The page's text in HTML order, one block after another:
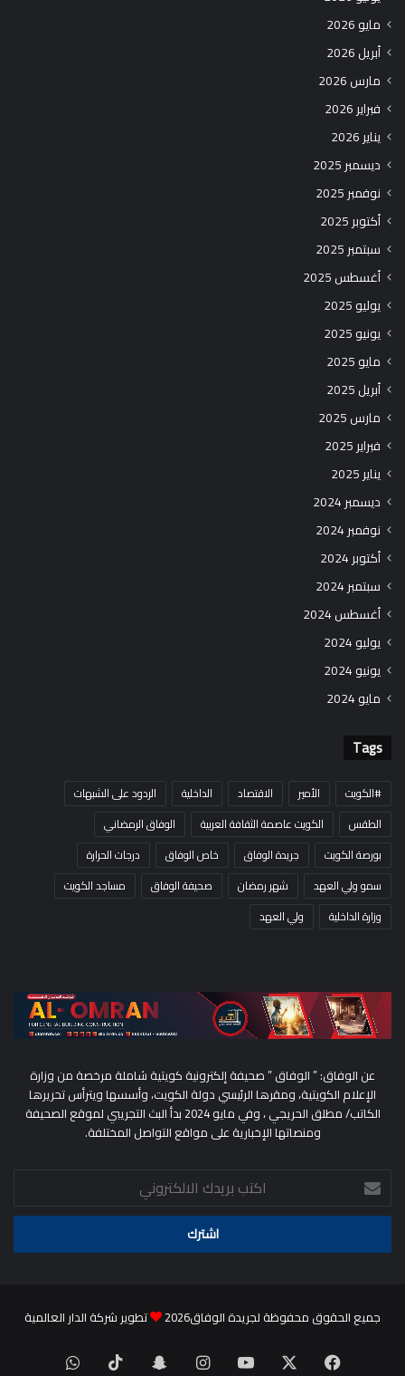
مايو 2026
أبريل 2026
مارس 2026
فبراير 2026
يناير 2026
ديسمبر 2025
نوفمبر 2025
أكتوبر 2025
سبتمبر 2025
أغسطس 2025
يوليو 2025
يونيو 2025
مايو 2025
أبريل 2025
مارس 2025
فبراير 2025
يناير 2025
ديسمبر 2024
نوفمبر 2024
أكتوبر 2024
سبتمبر 2024
أغسطس 2024
يوليو 2024
يونيو 2024
مايو 2024
Tags
#الكويت الأمير الاقتصاد الداخلية
الردود على الشبهات
الطقس
الكويت عاصمة الثقافة العربية
الوفاق الرمضاني
بورصة الكويت
جريدة الوفاق خاص الوفاق
درجات الحرارة
سمو ولي العهد
شهر رمضان صحيفة الوفاق
مساجد الكويت
وزارة الداخلية
ولي العهد
عن الوفاق: ” الوفاق ” صحيفة إلكترونية كويتية شاملة مرخصة من وزارة
الإعلام الكويتية، ومقرها الرئيسي دولة الكويت، وأسسها ويترأس تحريرها
الكاتب/ مطلق الحريجي ، وفي مايو 2024 بدأ البث التجريبي لموقع الصحيفة
ومنصاتها الإخبارية على مواقع التواصل المختلفة.
اكتب
بريدك
الالكتروني
جميع الحقوق محفوظة لجريدة الوفاق2026 تطوير شركة الدار العالمية
فيسبوك ‫YouTubeانستقرامسناب ‫TikTokواتساب